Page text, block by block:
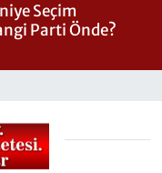
Seçim
Parti Önde?